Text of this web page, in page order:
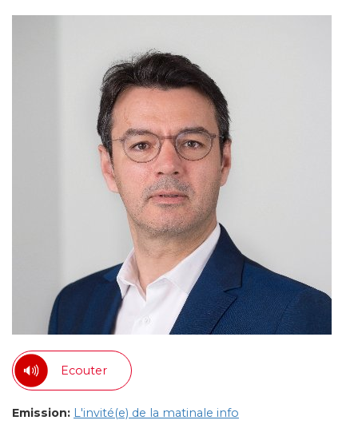
Ecouter
Emission: L'invité(e) de la matinale info